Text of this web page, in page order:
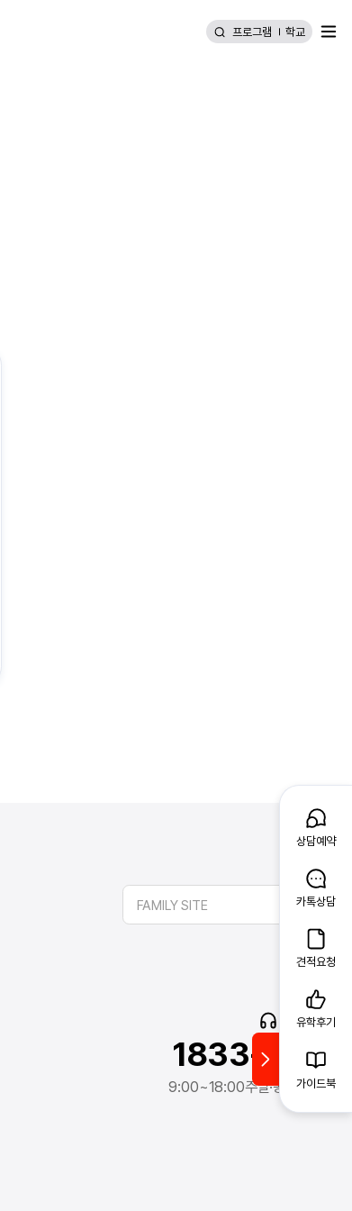
프로그램 학교
상담예약
카톡상담
견적요청
유학후기
가이드북
FAMILY SITE
고객문의
1833-2341
9:00~18:00주말·공휴일 제외